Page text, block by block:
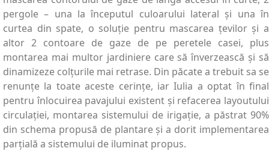
pergole – una la începutul culoarului lateral și una în
curtea din spate, o soluție pentru mascarea țevilor și a
altor 2 contoare de gaze de pe peretele casei, plus
montarea mai multor jardiniere care să înverzească și să
dinamizeze colțurile mai retrase. Din păcate a trebuit sa se
renunțe la toate aceste cerințe, iar Iulia a optat în final
pentru înlocuirea pavajului existent și refacerea layoutului
circulației, montarea sistemului de irigație, a păstrat 90%
din schema propusă de plantare și a dorit implementarea
parțială a sistemului de iluminat propus.